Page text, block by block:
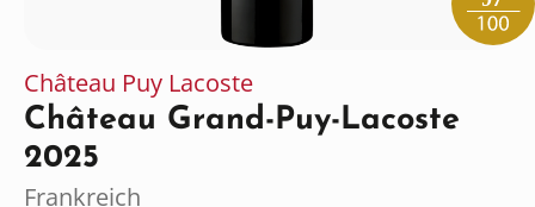
Château Puy Lacoste
Château Grand-Puy-Lacoste
2025
Frankreich